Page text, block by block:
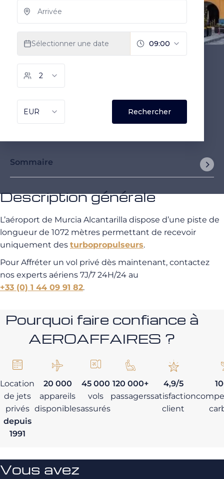
Sommaire
Description générale
L’aéroport de Murcia Alcantarilla dispose d’une piste de
longueur de 1072 mètres permettant de recevoir
uniquement des turbopropulseurs.
Pour Affréter un vol privé dès maintenant, contactez
nos experts aériens 7J/7 24H/24 au
+33 (0) 1 44 09 91 82.
Pourquoi faire confiance à
AEROAFFAIRES ?
Location
de jets
privés
depuis
1991
20 000
appareils
disponibles
45 000
vols
assurés
120 000+
passagers
4,9/5
satisfaction
client
Vous avez